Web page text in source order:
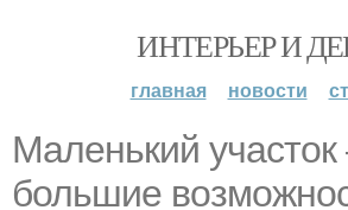
ИНТЕРЬЕР И
главная новости
Маленький участок
большие